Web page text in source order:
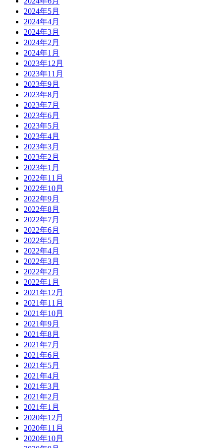
2024年5月
2024年4月
2024年3月
2024年2月
2024年1月
2023年12月
2023年11月
2023年9月
2023年8月
2023年7月
2023年6月
2023年5月
2023年4月
2023年3月
2023年2月
2023年1月
2022年11月
2022年10月
2022年9月
2022年8月
2022年7月
2022年6月
2022年5月
2022年4月
2022年3月
2022年2月
2022年1月
2021年12月
2021年11月
2021年10月
2021年9月
2021年8月
2021年7月
2021年6月
2021年5月
2021年4月
2021年3月
2021年2月
2021年1月
2020年12月
2020年11月
2020年10月